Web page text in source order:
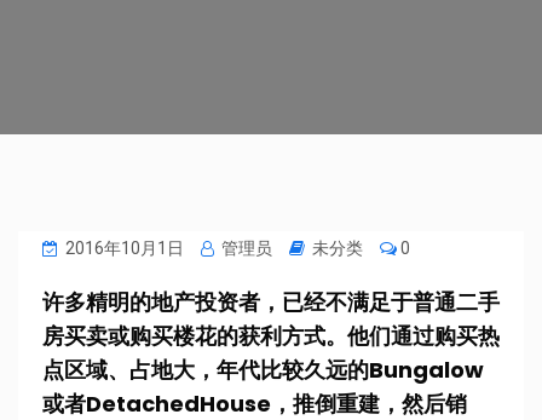
2016年10月1日 管理员 未分类 0
许多精明的地产投资者，已经不满足于普通二手
房买卖或购买楼花的获利方式。他们通过购买热
点区域、占地大，年代比较久远的Bungalow
或者DetachedHouse，推倒重建，然后销